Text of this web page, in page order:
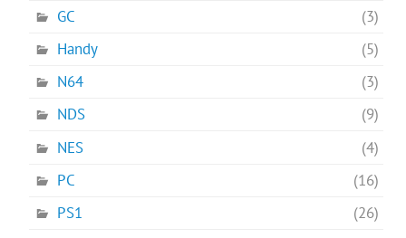
GC
(3)
Handy
(5)
N64
(3)
NDS
(9)
NES
(4)
PC
(16)
PS1
(26)